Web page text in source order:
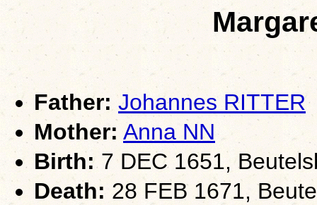
Father: Johannes RITTER
Mother: Anna NN
Birth:7 DEC 1651,
Death: 28 FEB 1671,